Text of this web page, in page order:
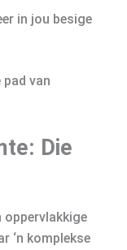
in jou besige
van
Die
oppervlakkige
‘n komplekse